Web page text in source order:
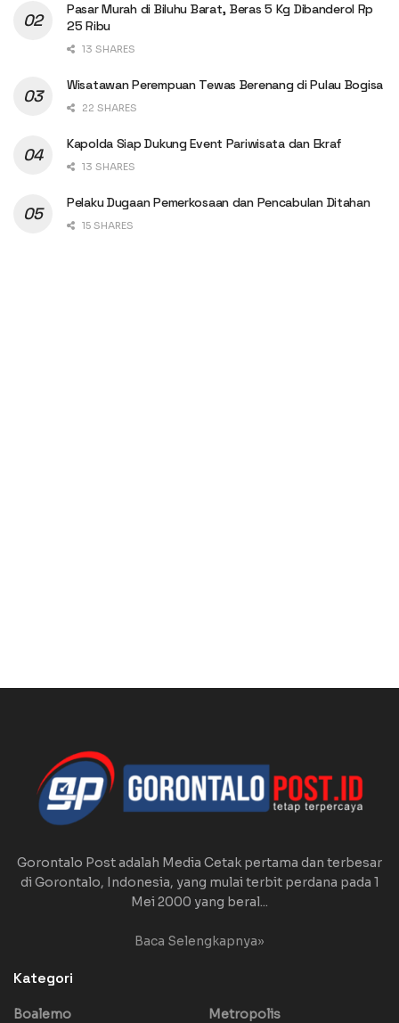
Pasar Murah di Biluhu Barat, Beras 5 Kg Dibanderol Rp
25 Ribu
13 SHARES
Wisatawan Perempuan Tewas Berenang di Pulau Bogisa
22 SHARES
Kapolda Siap Dukung Event Pariwisata dan Ekraf
13 SHARES
Pelaku Dugaan Pemerkosaan dan Pencabulan Ditahan
15 SHARES
Gorontalo Post adalah Media Cetak pertama dan terbesar
di Gorontalo, Indonesia, yang mulai terbit perdana pada 1
Mei 2000 yang beral...
Baca Selengkapnya»
Kategori
Boalemo
Metropolis